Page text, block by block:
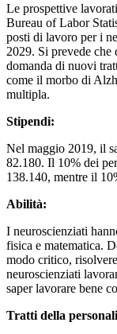
Le prospettive
Bureau of Labor
posti di lavoro per i
2029. Si prevede che
domanda di nuovi
come il morbo di
multipla.
Stipendi:
Nel maggio 2019, il
82.180. Il 10% dei
138.140, mentre il
Abilità:
I neuroscienziati
fisica e matematica.
modo critico,
neuroscienziati
saper lavorare bene
Tratti della